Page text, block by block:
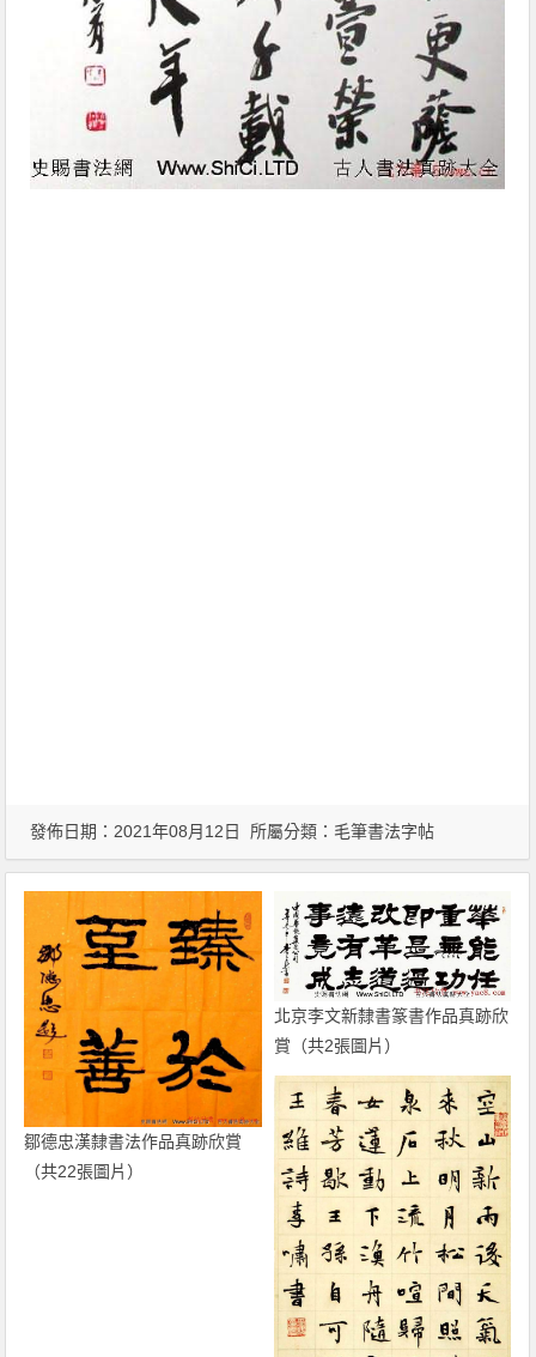
發佈日期：2021年08月12日 所屬分類： 毛筆書法字帖
鄒德忠漢隸書法作品真跡欣賞
（共22張圖片）
北京李文新隸書篆書作品真跡欣
賞（共2張圖片）